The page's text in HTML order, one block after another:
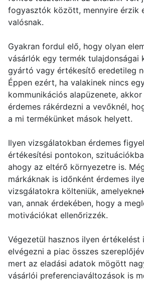
fogyasztók között, mennyire érzik
valósnak.
Gyakran fordul elő, hogy olyan
vásárlók egy termék tulajdonságai
gyártó vagy értékesítő eredetileg
Éppen ezért, ha valakinek nincs
kommunikációs alapüzenete,
érdemes rákérdezni a vevőknél,
a mi termékünket mások helyett.
Ilyen vizsgálatokban érdemes
értékesítési pontokon,
ahogy az eltérő környezetre is.
márkáknak is időnként érdemes
vizsgálatokra költeniük,
van, annak érdekében, hogy a
motivációkat ellenőrizzék.
Végezetül hasznos ilyen
elvégezni a piac összes
mert az eladási adatok mögött
vásárlói preferenciaváltozások is